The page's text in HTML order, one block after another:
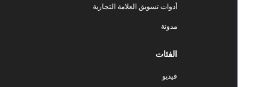
أدوات تسويق العلامة التجارية